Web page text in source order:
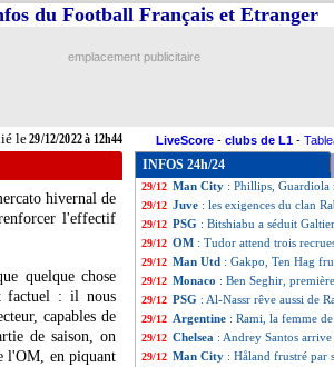
le29/12/2022 à 12h44
du Football Français et Etranger
emplacement publicitaire
LiveScore - clubs de L1 -
hivernal de
l'effectif
quelque chose
factuel : il nous
capables de
de saison, on
l'OM, en piquant
INFOS 24h/24
29/12 L1: Lorient-Montpellier, les
29/12 Real
29/12 Lyon: Sanchez Da Silva va
29/12 Sondage MF : DD, le
29/12 Man City : Phillips, Guardiola
29/12 Juve : les exigences du clan
29/12 PSG : Bitshiabu a séduit Galtier
29/12 OM : Tudor attend trois
29/12 Man Utd : Gakpo, Ten Hag
29/12 Monaco : Ben Seghir,
29/12 PSG : Al-Nassr rêve aussi de
29/12 Argentine : Rami, la femme
29/12 Chelsea : Andrey Santos arrive
29/12 Man City : Håland frustré par